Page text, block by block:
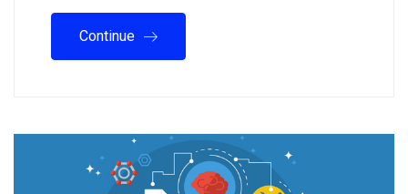
Continue